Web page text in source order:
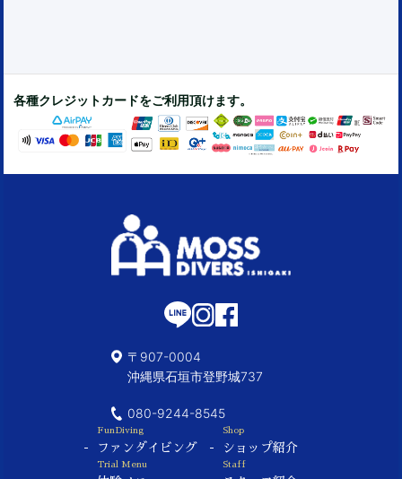
各種クレジットカードをご利用頂けます。
〒907-0004
沖縄県石垣市登野城737
080-9244-8545
FunDiving
ファンダイビング
Trial Menu
Shop
ショップ紹介
Staff